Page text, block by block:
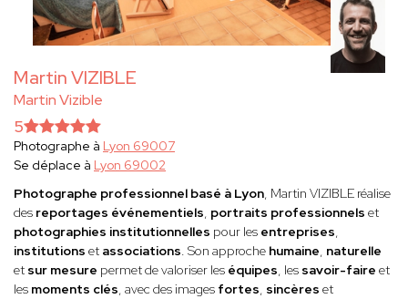
Martin VIZIBLE
Martin Vizible
5
Photographe à Lyon 69007
Se déplace à Lyon 69002
Photographe professionnel basé à Lyon, Martin VIZIBLE réalise
des reportages événementiels, portraits professionnels et
photographies institutionnelles pour les entreprises,
institutions et associations. Son approche humaine, naturelle
et sur mesure permet de valoriser les équipes, les savoir-faire et
les moments clés, avec des images fortes, sincères et